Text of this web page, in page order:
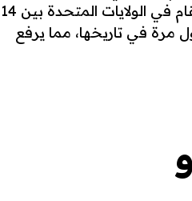
في بطولة كأس العالم للأندية 2025. البطولة، التي ستقام في الولايات المتحدة بين 14
ستشهد مشاركة 32 فريقًا لأول مرة في تاريخها، مما يرفع